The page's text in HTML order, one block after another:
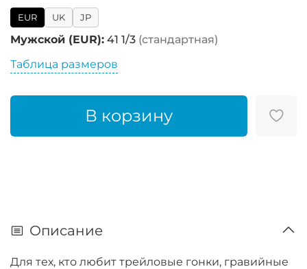
Таблица размеров
В корзину
EUR UK JP
Мужской (EUR): 41 1/3 (стандартная)
Описание
Для тех, кто любит трейловые гонки, гравийные